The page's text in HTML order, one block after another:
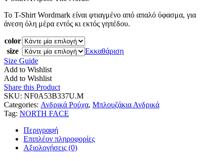
Το T-Shirt Wordmark είναι φτιαγμένο από απαλό ύφασμα, για
άνεση όλη μέρα εντός κι εκτός γηπέδου.
color
size
Εκκαθάριση
Size Guide
Add to Wishlist
Add to Wishlist
Share this Product
SKU: NF0A53B337U.M
Categories: Ανδρικά Ρούχα, Μπλουζάκια Ανδρικά
Tag: NORTH FACE
Περιγραφή
Επιπλέον πληροφορίες
Αξιολογήσεις (0)